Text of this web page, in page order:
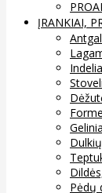
ĮRANKIAI,
Pėdų